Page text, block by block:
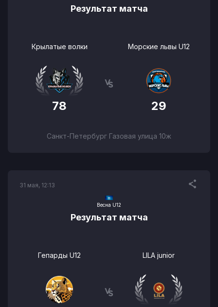
Результат матча
Крылатые волки
78
Морские львы U12
29
Санкт-Петербург Газовая улица 10ж
31 мая, 12:13
Весна U12
Результат матча
Гепарды U12 LILA junior